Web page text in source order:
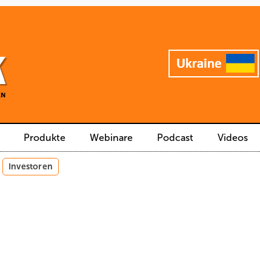
Produkte Webinare Podcast Videos
Investoren